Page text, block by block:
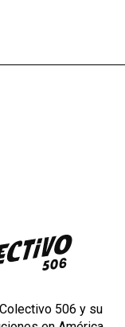
506 y su